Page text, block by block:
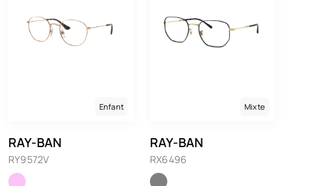
Enfant
RAY-BAN
RY9572V
Mixte
RAY-BAN
RX6496